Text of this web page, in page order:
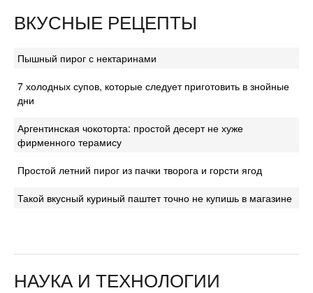
ВКУСНЫЕ РЕЦЕПТЫ
Пышный пирог с нектаринами
7 холодных супов, которые следует приготовить в знойные
дни
Аргентинская чокоторта: простой десерт не хуже
фирменного терамису
Простой летний пирог из пачки творога и горсти ягод
Такой вкусный куриный паштет точно не купишь в магазине
НАУКА И ТЕХНОЛОГИИ